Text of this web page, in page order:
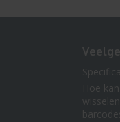
Hoe